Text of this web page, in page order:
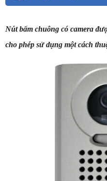
Nút bấm chuông có camera
cho phép sử dụng một cách